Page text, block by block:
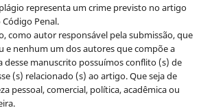
representa um crime previsto no artigo
Código Penal.
como autor responsável pela submissão, que
e nenhum um dos autores que compõe a
desse manuscrito possuímos conflito (s) de
(s) relacionado (s) ao artigo. Que seja de
pessoal, comercial, política, acadêmica ou